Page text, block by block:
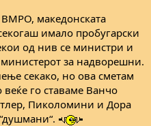
македонската
имало пробугарски
од нив се министри и
за надворешни.
секако, но ова сметам
веќе го ставаме Ванчо
Пиколомини и Дора